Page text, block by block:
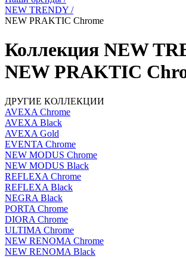
NEW TRENDY /
NEW PRAKTIC Chrome
Коллекция NEW
NEW PRAKTIC
ДРУГИЕ КОЛЛЕКЦИИ
AVEXA Chrome
AVEXA Black
AVEXA Gold
EVENTA Chrome
NEW MODUS Chrome
NEW MODUS Black
REFLEXA Chrome
REFLEXA Black
NEGRA Black
PORTA Chrome
DIORA Chrome
ULTIMA Chrome
NEW RENOMA Chrome
NEW RENOMA Black